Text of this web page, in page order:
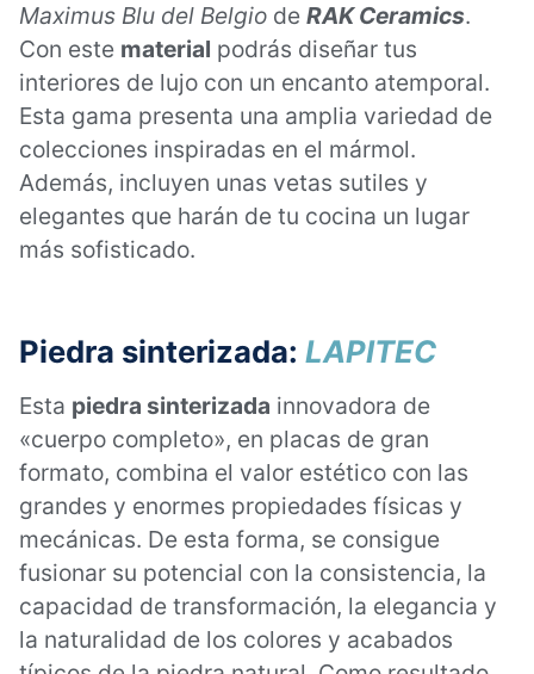
Maximus Blu del Belgio de RAK Ceramics.
Con este material podrás diseñar tus
interiores de lujo con un encanto atemporal.
Esta gama presenta una amplia variedad de
colecciones inspiradas en el mármol.
Además, incluyen unas vetas sutiles y
elegantes que harán de tu cocina un lugar
más sofisticado.
Piedra sinterizada: LAPITEC
Esta piedra sinterizada innovadora de
«cuerpo completo», en placas de gran
formato, combina el valor estético con las
grandes y enormes propiedades físicas y
mecánicas. De esta forma, se consigue
fusionar su potencial con la consistencia, la
capacidad de transformación, la elegancia y
la naturalidad de los colores y acabados